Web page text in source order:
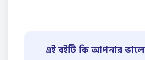
এই বইটি কি আপনার